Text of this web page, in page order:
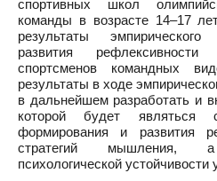
спортивных школ
команды в возрасте 14–17
результаты
развития
спортсменов командных
результаты в ходе
в дальнейшем разработать и
которой будет являться
формирования и развития
стратегий мышления,
психологической устойчивости